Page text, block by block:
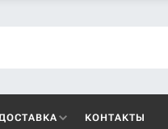
КОНТАКТЫ